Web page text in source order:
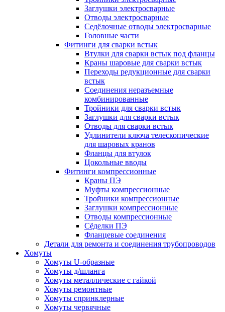
Заглушки электросварные
Отводы электросварные
Седёлочные отводы электросварные
Головные части
Фитинги для сварки встык
Втулки для сварки встык под фланцы
Краны шаровые для сварки встык
Переходы редукционные для сварки
встык
Соединения неразъемные
комбинированные
Тройники для сварки встык
Заглушки для сварки встык
Отводы для сварки встык
Удлинители ключа телескопические
для шаровых кранов
Фланцы для втулок
Цокольные вводы
Фитинги компрессионные
Краны ПЭ
Муфты компрессионные
Тройники компрессионные
Заглушки компрессионные
Отводы компрессионные
Сёделки ПЭ
Фланцевые соединения
Детали для ремонта и соединения трубопроводов
Хомуты
Хомуты U-образные
Хомуты д/шланга
Хомуты металлические с гайкой
Хомуты ремонтные
Хомуты спринклерные
Хомуты червячные